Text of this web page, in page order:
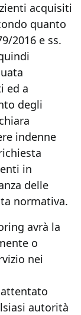
acquisiti
quanto
2016 e ss.
ed a
degli
indenne
in
delle
normativa.
avrà la
o
nei
autorità